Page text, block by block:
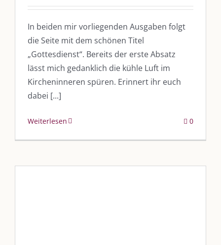
In beiden mir vorliegenden Ausgaben folgt
die Seite mit dem schönen Titel
„Gottesdienst“. Bereits der erste Absatz
lässt mich gedanklich die kühle Luft im
Kircheninneren spüren. Erinnert ihr euch
dabei [...]
Weiterlesen 0